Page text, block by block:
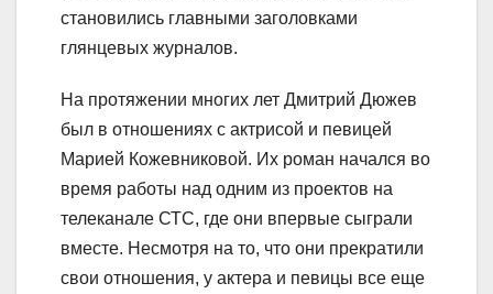
становились главными заголовками
глянцевых журналов.
На протяжении многих лет Дмитрий Дюжев
был в отношениях с актрисой и певицей
Марией Кожевниковой. Их роман начался во
время работы над одним из проектов на
телеканале СТС, где они впервые сыграли
вместе. Несмотря на то, что они прекратили
свои отношения, у актера и певицы все еще